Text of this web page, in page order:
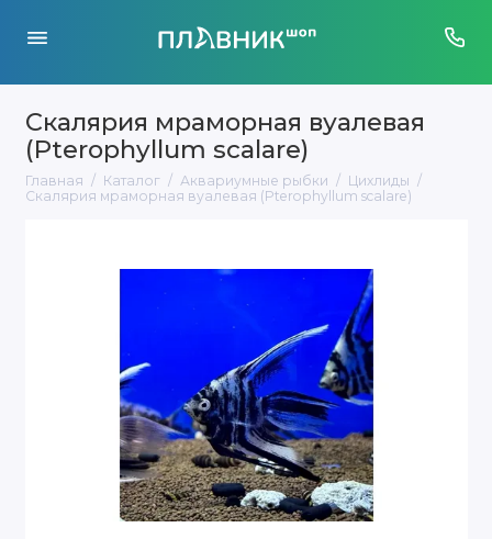
Скалярия мраморная вуалевая
(Pterophyllum scalare)
Главная Каталог Аквариумные рыбки
Цихлиды
Скалярия мраморная вуалевая (Pterophyllum scalare)